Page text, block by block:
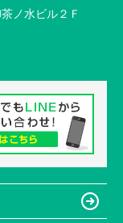
ノ水ビル２Ｆ